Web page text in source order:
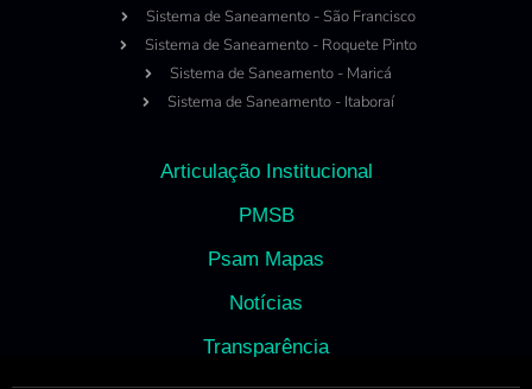
Sistema de Saneamento - São Francisco
Sistema de Saneamento - Roquete Pinto
Sistema de Saneamento - Maricá
Sistema de Saneamento - Itaboraí
Articulação Institucional
PMSB
Psam Mapas
Notícias
Transparência